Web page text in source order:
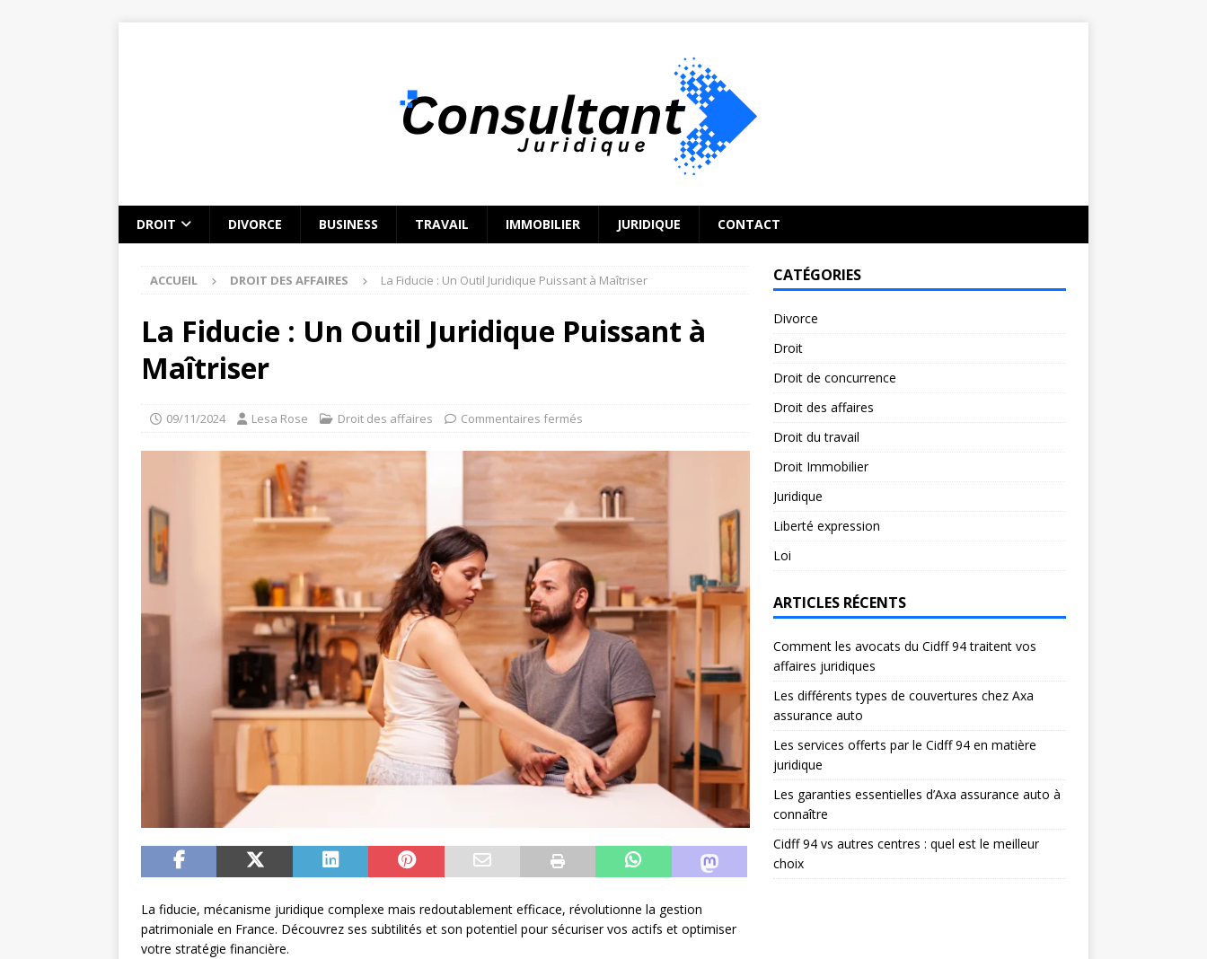
DROIT DIVORCE BUSINESS TRAVAIL IMMOBILIER JURIDIQUE CONTACT
ACCUEIL DROIT DES AFFAIRES La Fiducie : Un Outil Juridique Puissant à Maîtriser
La Fiducie : Un Outil Juridique Puissant à
Maîtriser
09/11/2024 Lesa Rose Droit des affaires Commentaires fermés
La fiducie, mécanisme juridique complexe mais redoutablement efficace, révolutionne la gestion
patrimoniale en France. Découvrez ses subtilités et son potentiel pour sécuriser vos actifs et optimiser
votre stratégie financière.
CATÉGORIES
Divorce
Droit
Droit de concurrence
Droit des affaires
Droit du travail
Droit Immobilier
Juridique
Liberté expression
Loi
ARTICLES RÉCENTS
Comment les avocats du Cidff 94 traitent vos
affaires juridiques
Les différents types de couvertures chez Axa
assurance auto
Les services offerts par le Cidff 94 en matière
juridique
Les garanties essentielles d’Axa assurance auto à
connaître
Cidff 94 vs autres centres : quel est le meilleur
choix